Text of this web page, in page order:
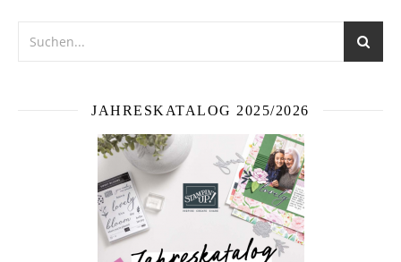
JAHRESKATALOG 2025/2026